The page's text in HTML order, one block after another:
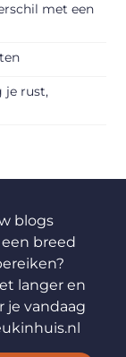
met een
je rust,
blogs
breed
langer en
je vandaag